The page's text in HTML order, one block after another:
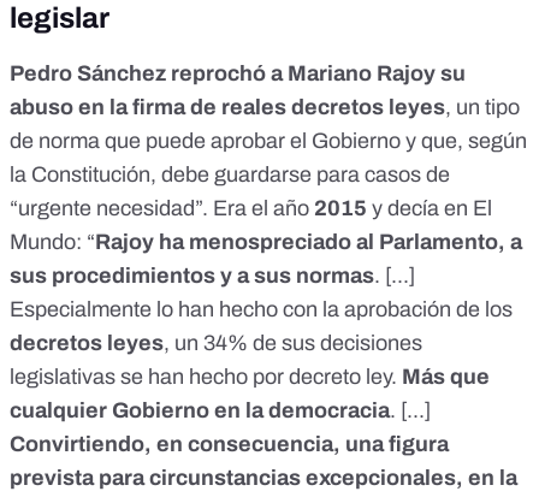
legislar
Pedro Sánchez reprochó a Mariano Rajoy su
abuso en la firma de reales decretos leyes, un tipo
de norma que puede aprobar el Gobierno y que, según
la Constitución, debe guardarse para casos de
“urgente necesidad”. Era el año 2015 y decía en El
Mundo: “Rajoy ha menospreciado al Parlamento, a
sus procedimientos y a sus normas. [...]
Especialmente lo han hecho con la aprobación de los
decretos leyes, un 34% de sus decisiones
legislativas se han hecho por decreto ley. Más que
cualquier Gobierno en la democracia. [...]
Convirtiendo, en consecuencia, una figura
prevista para circunstancias excepcionales, en la